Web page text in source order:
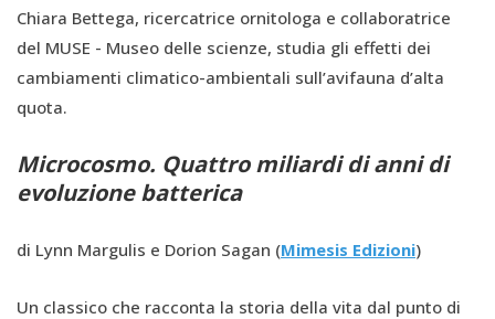
Chiara Bettega, ricercatrice ornitologa e collaboratrice
del MUSE - Museo delle scienze, studia gli effetti dei
cambiamenti climatico-ambientali sull’avifauna d’alta
quota.
Microcosmo. Quattro miliardi di anni di
evoluzione batterica
di Lynn Margulis e Dorion Sagan (Mimesis Edizioni)
Un classico che racconta la storia della vita dal punto di